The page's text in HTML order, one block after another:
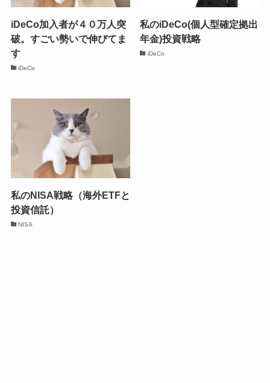
iDeCo加入者が４０万人突
破。すごい勢いで伸びてま
す
iDeCo
私のiDeCo(個人型確定拠出
年金)投資戦略
iDeCo
私のNISA戦略（海外ETFと
投資信託）
NISA